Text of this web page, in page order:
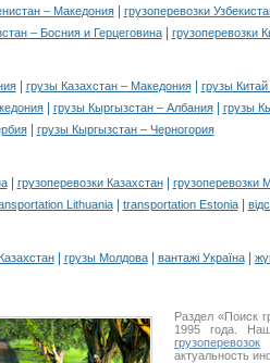
– Македония|
грузоперевозки
– Босния и Герцеговина| грузоперевозки
| грузы Казахстан – Македония|
грузы
| грузы Кыргызстан – Албания|
грузы
| грузы Кыргызстан – Черногория
| грузоперевозки Казахстан|
грузоперевозки
Lithuania| transportation Estonia|
| грузы Молдова| вантажі Україна|
Раздел «Поиск
1995 года.
грузоперевозок
актуальность